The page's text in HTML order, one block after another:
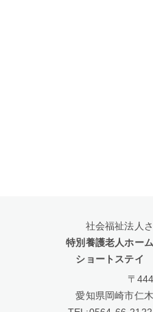
社会福祉法人
特別養護老人ホー
ショートステイ
〒
愛知県岡崎市仁